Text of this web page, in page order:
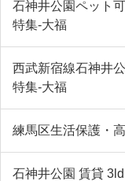
石神井公園ペット
特集-大福
西武新宿線石神井
特集-大福
練馬区生活保護・
石神井公園 賃貸